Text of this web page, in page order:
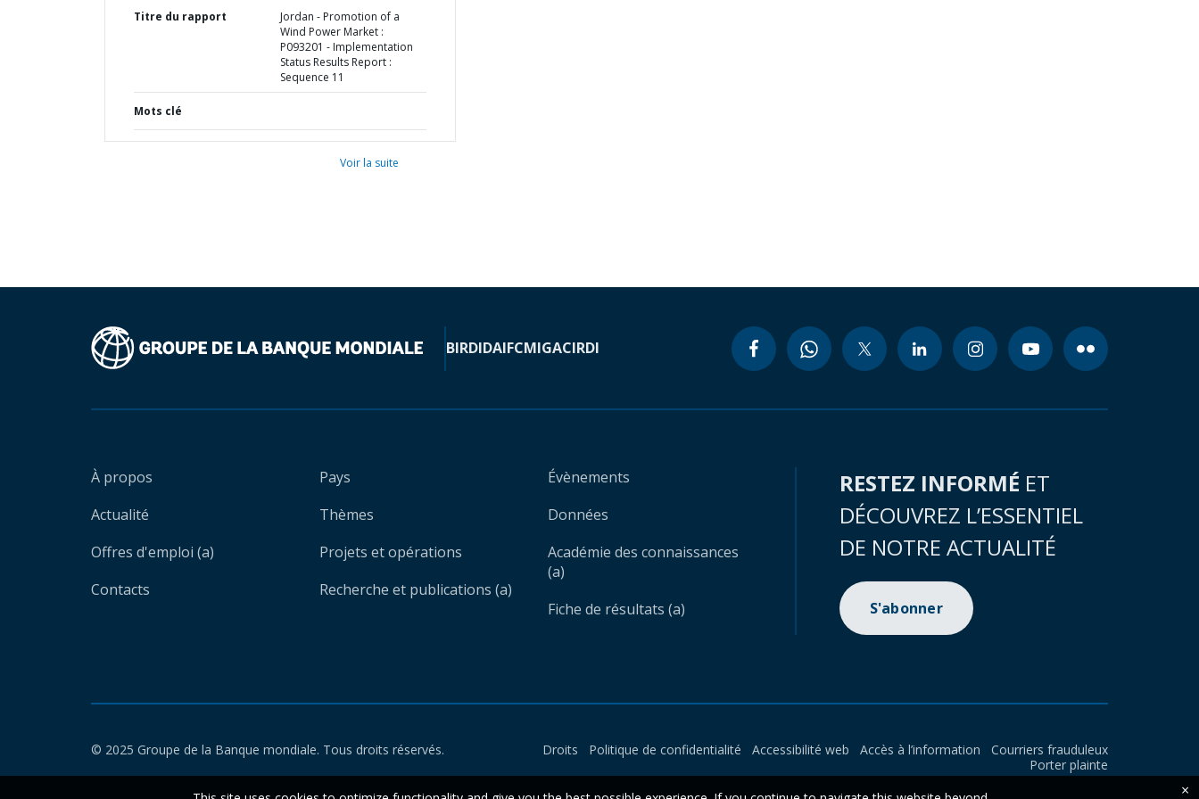
Titre du rapport
Jordan - Promotion of a
Wind Power Market :
P093201 - Implementation
Status Results Report :
Sequence 11
Mots clé
Voir la suite
BIRDIDAIFCMIGACIRDI
À propos
Actualité
Offres d'emploi (a)
Contacts
Pays
Thèmes
Projets et opérations
Recherche et publications (a)
Évènements
Données
Académie des connaissances
(a)
Fiche de résultats (a)
RESTEZ INFORMÉ ET
DÉCOUVREZ L’ESSENTIEL
DE NOTRE ACTUALITÉ
S'abonner
© 2025 Groupe de la Banque mondiale. Tous droits réservés. Droits Politique de confidentialité Accessibilité web Accès à l’information
Courriers frauduleux
Porter plainte
×